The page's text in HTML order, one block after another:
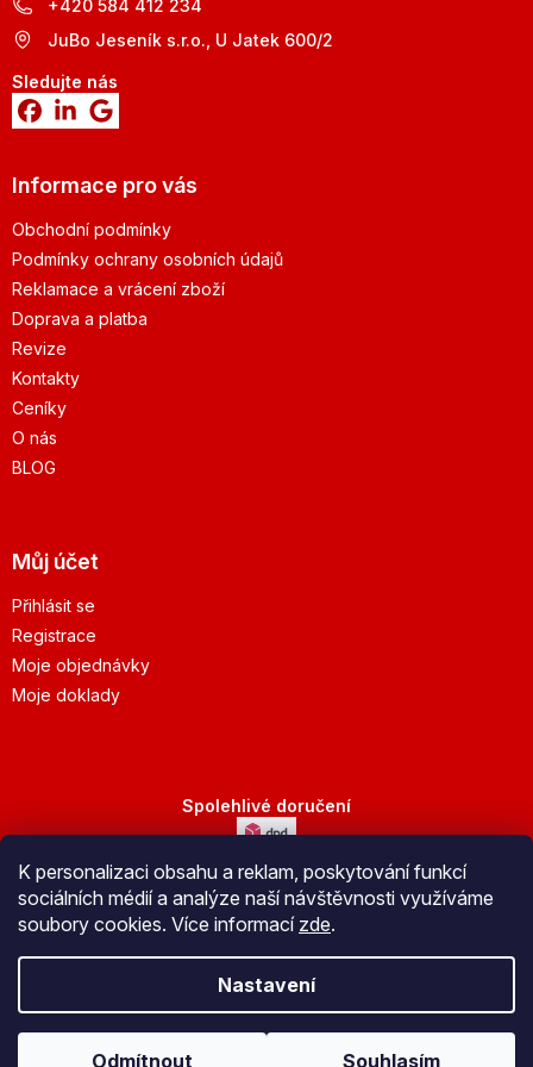
K personalizaci obsahu a reklam, poskytování funkcí
sociálních médií a analýze naší návštěvnosti využíváme
soubory cookies. Více informací zde.
Nastavení
Odmítnout Souhlasím
+420 584 412 234
JuBo Jeseník s.r.o., U Jatek 600/2
Sledujte nás
Informace pro vás
Obchodní podmínky
Podmínky ochrany osobních údajů
Reklamace a vrácení zboží
Doprava a platba
Revize
Kontakty
Ceníky
O nás
BLOG
Můj účet
Přihlásit se
Registrace
Moje objednávky
Moje doklady
Spolehlivé doručení
Bezpečná platba
Vytvořil Shoptet